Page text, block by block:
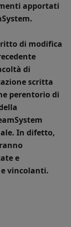
apportati
di modifica
di
scritta
perentorio di
In difetto,
e
vincolanti.